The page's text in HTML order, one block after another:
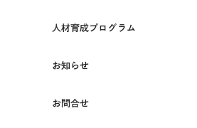
人材育成プログラム
お知らせ
お問合せ